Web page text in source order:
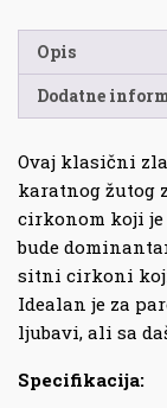
Opis
Dodatne
Ovaj klasični
karatnog žutog
cirkonom koji
bude
sitni cirkoni koji
Idealan je za
ljubavi, ali sa
Specifikacija: